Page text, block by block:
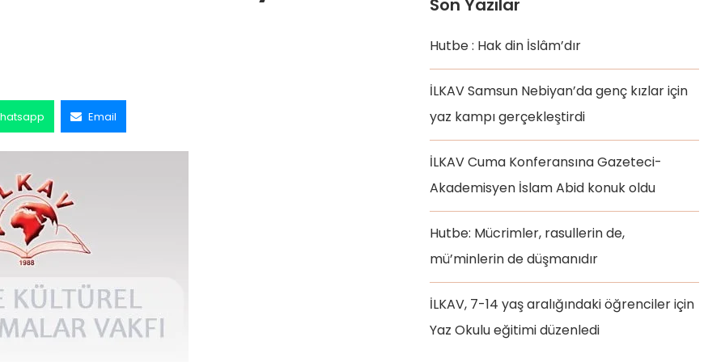
Email
Son Yazılar
Hutbe : Hak din İslâm’dır
İLKAV Samsun Nebiyan’da genç kızlar için
yaz kampı gerçekleştirdi
İLKAV Cuma Konferansına Gazeteci-
Akademisyen İslam Abid konuk oldu
Hutbe: Mücrimler, rasullerin de,
mü’minlerin de düşmanıdır
İLKAV, 7-14 yaş aralığındaki öğrenciler için
Yaz Okulu eğitimi düzenledi